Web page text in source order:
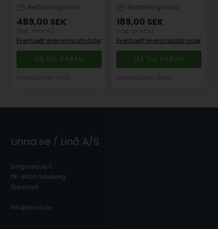
Beställningsvara
489,00 SEK
Eventuellt leveranskostnader
GÅ TILL VARAN
Beställningsvara
189,00 SEK
Eventuellt leveranskostnader
GÅ TILL VARAN
Linaa.se / Linå A/S
Bergsøesvej 11
DK-8600 Silkeborg
Danmark
info@linaa.se